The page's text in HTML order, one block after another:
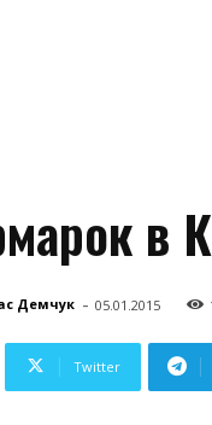
в
Демчук - 05.01.2015
Twitter